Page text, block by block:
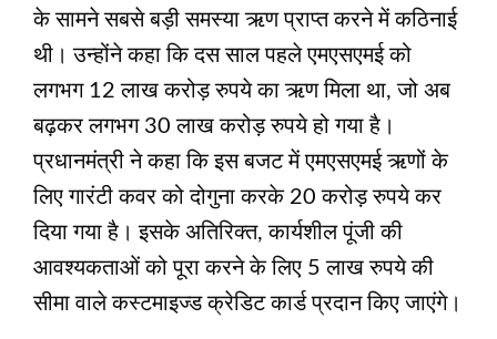
के सामने सबसे बड़ी समस्या ऋण प्राप्त करने में कठिनाई
थी। उन्होंने कहा कि दस साल पहले एमएसएमई को
लगभग 12 लाख करोड़ रुपये का ऋण मिला था, जो अब
बढ़कर लगभग 30 लाख करोड़ रुपये हो गया है।
प्रधानमंत्री ने कहा कि इस बजट में एमएसएमई ऋणों के
लिए गारंटी कवर को दोगुना करके 20 करोड़ रुपये कर
दिया गया है। इसके अतिरिक्त, कार्यशील पूंजी की
आवश्‍यकताओं को पूरा करने के लिए 5 लाख रुपये की
सीमा वाले कस्टमाइज्ड क्रेडिट कार्ड प्रदान किए जाएंगे।